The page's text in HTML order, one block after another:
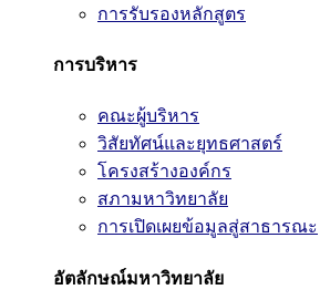
การรับรองหลักสูตร
การบริหาร
คณะผู้บริหาร
วิสัยทัศน์และยุทธศาสตร์
โครงสร้างองค์กร
สภามหาวิทยาลัย
การเปิดเผยข้อมูลสู่สาธารณะ
อัตลักษณ์มหาวิทยาลัย